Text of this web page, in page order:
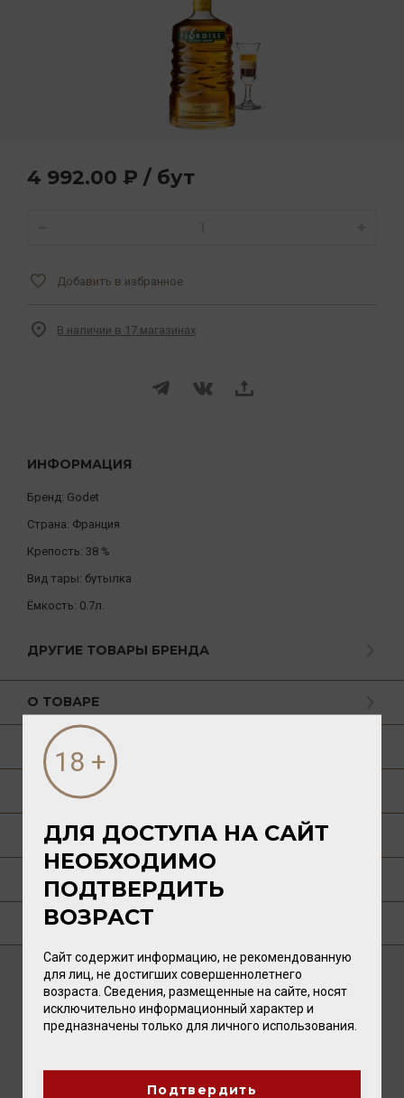
ИНФОРМАЦИЯ
Бренд: Godet
Страна: Франция
Крепость: 38 %
Вид тары: бутылка
Ёмкость: 0.7л.
ДРУГИЕ ТОВАРЫ БРЕНДА
4 992.00 ₽ / бут
Добавить в избранное
В наличии в 17 магазинах
О ТОВАРЕ
ГАСТРОНОМИЯ
О ПРОИЗВОДИТЕЛЕ
ТЕХНОЛОГИЯ
ПУБЛИКАЦИИ О ТОВАРЕ
ГДЕ КУПИТЬ?
ВАМ ТАКЖЕ ПОНРАВИТСЯ
ДЛЯ ДОСТУПА НА САЙТ
НЕОБХОДИМО
ПОДТВЕРДИТЬ
ВОЗРАСТ
Сайт содержит информацию, не рекомендованную
для лиц, не достигших совершеннолетнего
возраста. Сведения, размещенные на сайте, носят
исключительно информационный характер и
предназначены только для личного использования.
Подтвердить